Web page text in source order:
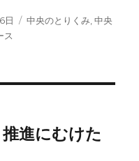
日
カ
中央のとりくみ,中央
ス
進にむけた